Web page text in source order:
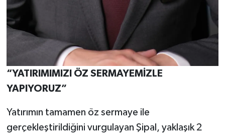
“YATIRIMIMIZI ÖZ SERMAYEMİZLE
YAPIYORUZ”
Yatırımın tamamen öz sermaye ile
gerçekleştirildiğini vurgulayan Şipal, yaklaşık 2